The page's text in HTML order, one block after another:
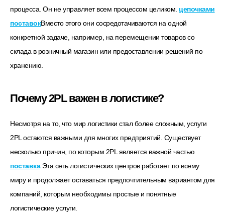
процесса. Он не управляет всем процессом целиком. цепочками
поставокВместо этого они сосредотачиваются на одной
конкретной задаче, например, на перемещении товаров со
склада в розничный магазин или предоставлении решений по
хранению.
Почему 2PL важен в логистике?
Несмотря на то, что мир логистики стал более сложным, услуги
2PL остаются важными для многих предприятий. Существует
несколько причин, по которым 2PL является важной частью
поставкаЭта сеть логистических центров работает по всему
миру и продолжает оставаться предпочтительным вариантом для
компаний, которым необходимы простые и понятные
логистические услуги.